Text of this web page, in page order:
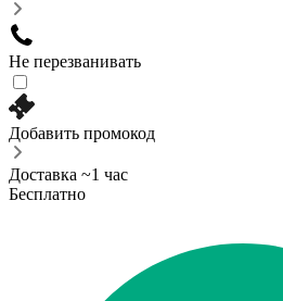
Не перезванивать
Добавить промокод
Доставка ~1 час
Бесплатно